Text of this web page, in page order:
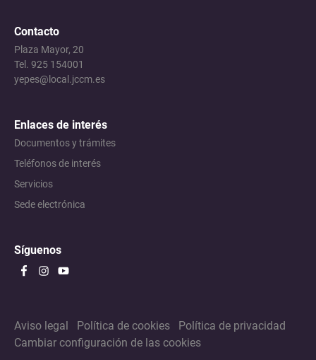
Contacto
Plaza Mayor, 20
Tel. 925 154001
yepes@local.jccm.es
Enlaces de interés
Documentos y trámites
Teléfonos de interés
Servicios
Sede electrónica
Síguenos
Aviso legal Política de cookies
Política de privacidad
Cambiar configuración de las cookies